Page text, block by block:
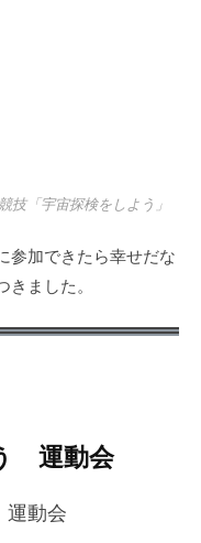
技「宇宙探検をしよう」
参加できたら幸せだな
ました。
運動会
動会